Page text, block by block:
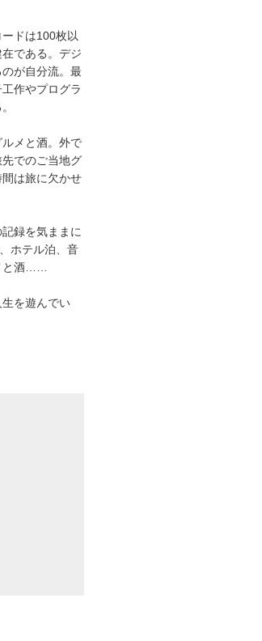
ドは100枚以
である。デジ
が自分流。最
作やプログラ
メと酒。外で
でのご当地グ
は旅に欠かせ
録を気ままに
ホテル泊、音
と酒……
を遊んでい